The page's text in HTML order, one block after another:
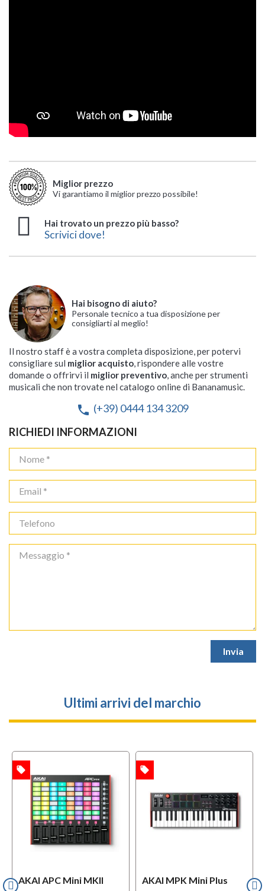
Miglior prezzo
Vi garantiamo il miglior prezzo possibile!
Hai trovato un prezzo più basso?
Scrivici dove!
Hai bisogno di aiuto?
Personale tecnico a tua disposizione per
consigliarti al meglio!
Il nostro staff è a vostra completa disposizione, per potervi
consigliare sul miglior acquisto, rispondere alle vostre
domande o offrirvi il miglior preventivo, anche per strumenti
musicali che non trovate nel catalogo online di Bananamusic.
phone (+39) 0444 134 3209
RICHIEDI INFORMAZIONI
Ultimi arrivi del marchio
AKAI APC Mini MKII
local_offer
AKAI MPK Mini Plus
local_offer